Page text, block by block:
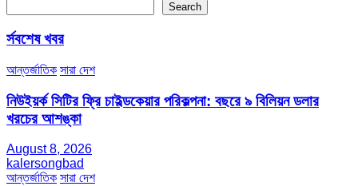
Search
র্সবশেষ খবর
আন্তর্জাতিক সারা দেশ
নিউইয়র্ক সিটির ফ্রি চাইল্ডকেয়ার পরিকল্পনা: বছরে ৯ বিলিয়ন ডলার
খরচের আশঙ্কা
August 8, 2026
kalersongbad
আন্তর্জাতিক সারা দেশ